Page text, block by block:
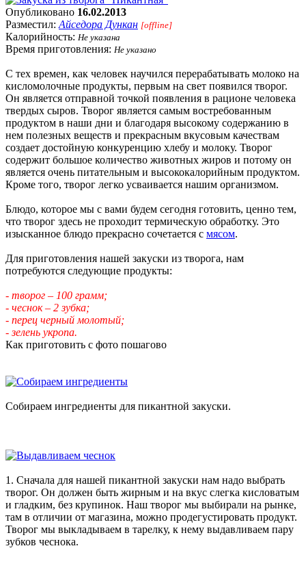
Опубликовано 16.02.2013
Разместил: Айседора Дункан [offline]
Калорийность: Не указана
Время приготовления: Не указано
С тех времен, как человек научился перерабатывать молоко на
кисломолочные продукты, первым на свет появился творог.
Он является отправной точкой появления в рационе человека
твердых сыров. Творог является самым востребованным
продуктом в наши дни и благодаря высокому содержанию в
нем полезных веществ и прекрасным вкусовым качествам
создает достойную конкуренцию хлебу и молоку. Творог
содержит большое количество животных жиров и потому он
является очень питательным и высококалорийным продуктом.
Кроме того, творог легко усваивается нашим организмом.
Блюдо, которое мы с вами будем сегодня готовить, ценно тем,
что творог здесь не проходит термическую обработку. Это
изысканное блюдо прекрасно сочетается с мясом.
Для приготовления нашей закуски из творога, нам
потребуются следующие продукты:
- творог – 100 грамм;
- чеснок – 2 зубка;
- перец черный молотый;
- зелень укропа.
Как приготовить с фото пошагово
Собираем ингредиенты для пикантной закуски.
1. Сначала для нашей пикантной закуски нам надо выбрать
творог. Он должен быть жирным и на вкус слегка кисловатым
и гладким, без крупинок. Наш творог мы выбирали на рынке,
там в отличии от магазина, можно продегустировать продукт.
Творог мы выкладываем в тарелку, к нему выдавливаем пару
зубков чеснока.